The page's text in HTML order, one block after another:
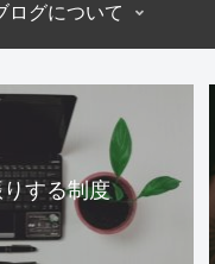
ログについて
する制度